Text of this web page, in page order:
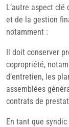
L’autre aspect clé
et de la gestion
notamment :
Il doit conserver
copropriété,
d’entretien, les
assemblées
contrats de
En tant que